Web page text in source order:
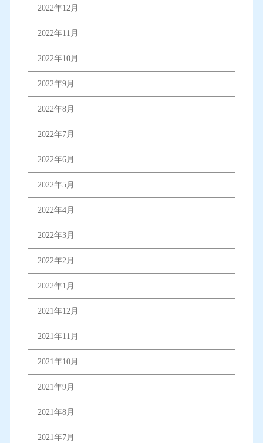
2022年12月
2022年11月
2022年10月
2022年9月
2022年8月
2022年7月
2022年6月
2022年5月
2022年4月
2022年3月
2022年2月
2022年1月
2021年12月
2021年11月
2021年10月
2021年9月
2021年8月
2021年7月